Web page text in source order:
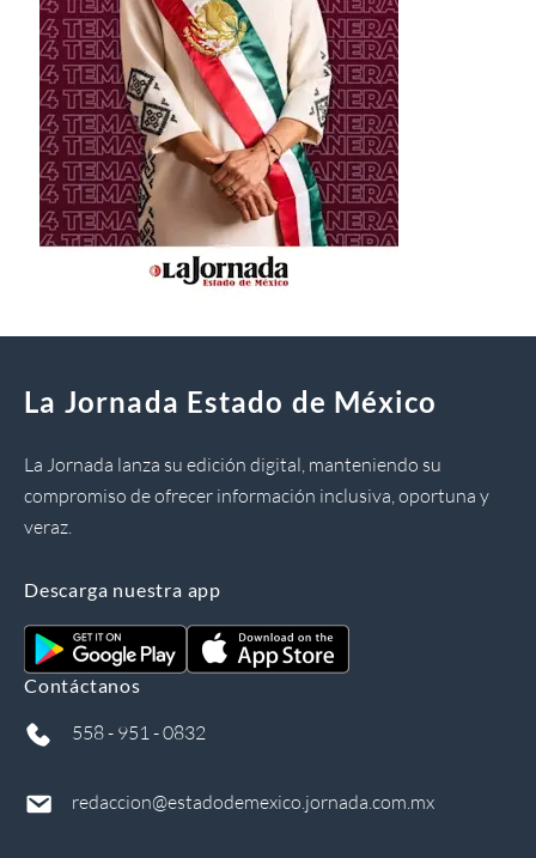
La Jornada Estado de México
La Jornada lanza su edición digital, manteniendo su
compromiso de ofrecer información inclusiva, oportuna y
veraz.
Descarga nuestra app
Contáctanos
558 - 951 - 0832
redaccion@estadodemexico.jornada.com.mx